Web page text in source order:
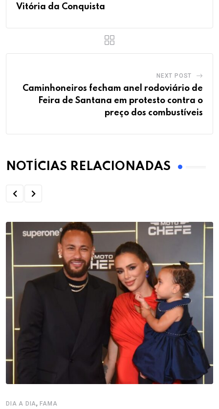
Vitória da Conquista
NEXT POST
Caminhoneiros fecham anel rodoviário de
Feira de Santana em protesto contra o
preço dos combustíveis
NOTÍCIAS RELACIONADAS
DIA A DIA,FAMA